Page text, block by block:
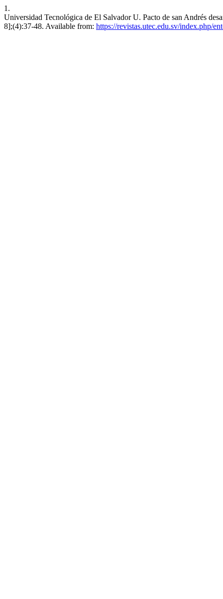
1.
Universidad Tecnológica de El Salvador U. Pacto de san Andrés
8];(4):37-48. Available from: https://revistas.utec.edu.sv/index.php/